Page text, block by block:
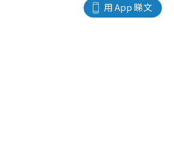
用 App 睇文